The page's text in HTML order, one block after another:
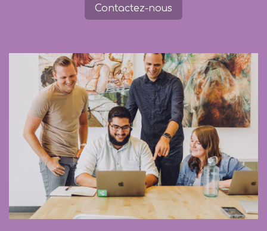
Contactez-nous